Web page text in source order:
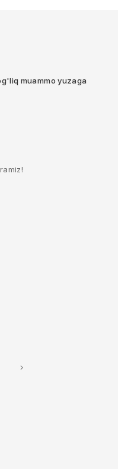
muammo yuzaga